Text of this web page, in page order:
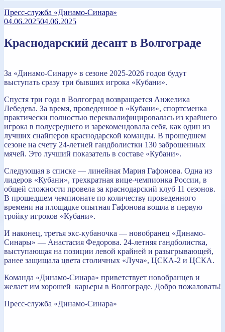
Пресс-служба «Динамо-Синара»
04.06.202504.06.2025
Краснодарский десант в Волгограде
За «Динамо-Синару» в сезоне 2025-2026 годов будут
выступать сразу три бывших игрока «Кубани».
Спустя три года в Волгоград возвращается Анжелика
Лебедева. За время, проведенное в «Кубани», спортсменка
практически полностью переквалифицировалась из крайнего
игрока в полусреднего и зарекомендовала себя, как один из
лучших снайперов краснодарской команды. В прошедшем
сезоне на счету 24-летней гандболистки 130 заброшенных
мячей. Это лучший показатель в составе «Кубани».
Следующая в списке — линейная Мария Гафонова. Одна из
лидеров «Кубани», трехкратная вице-чемпионка России, в
общей сложности провела за краснодарский клуб 11 сезонов.
В прошедшем чемпионате по количеству проведенного
времени на площадке опытная Гафонова вошла в первую
тройку игроков «Кубани».
И наконец, третья экс-кубаночка — новобранец «Динамо-
Синары» — Анастасия Федорова. 24-летняя гандболистка,
выступающая на позиции левой крайней и разыгрывающей,
ранее защищала цвета столичных «Луча», ЦСКА-2 и ЦСКА.
Команда «Динамо-Синара» приветствует новобранцев и
желает им хорошей карьеры в Волгограде. Добро пожаловать!
Пресс-служба «Динамо-Синара»